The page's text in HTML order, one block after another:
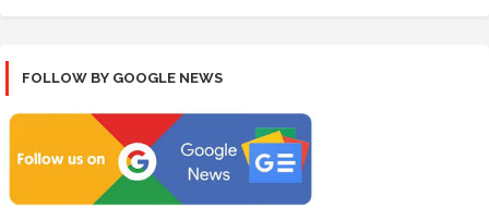
FOLLOW BY GOOGLE NEWS